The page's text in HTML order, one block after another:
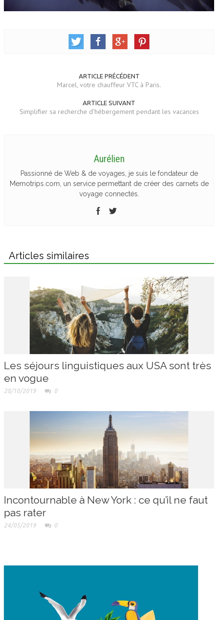
ARTICLE PRÉCÉDENT
Marcel, votre chauffeur VTC à Paris.
ARTICLE SUIVANT
Simplifier sa recherche d'hébergement pendant les vacances
Aurélien
Passionné de Web & de voyages, je suis le fondateur de
Memotrips.com, un service permettant de créer des carnets de
voyage connectés.
Articles similaires
Les séjours linguistiques aux USA sont très
en vogue
28/10/2019 0
Incontournable à New York : ce qu’il ne faut
pas rater
24/05/2019 0